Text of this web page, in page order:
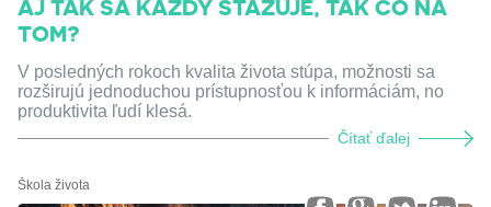
AJ TAK SA KAŽDÝ SŤAŽUJE, TAK ČO NA
TOM?
V posledných rokoch kvalita života stúpa, možnosti sa
rozširujú jednoduchou prístupnosťou k informáciám, no
produktivita ľudí klesá.
Čítať ďalej
Škola života